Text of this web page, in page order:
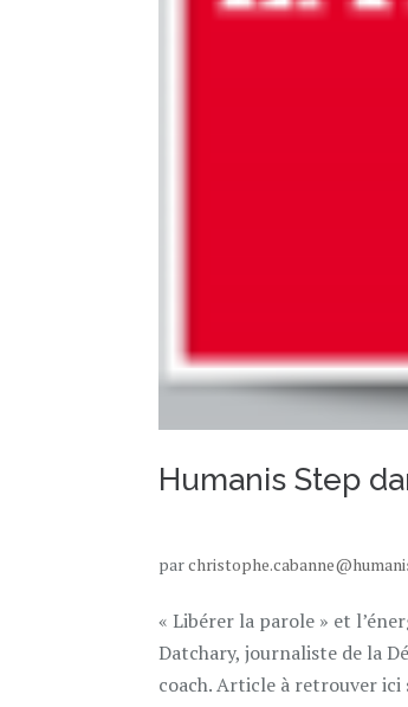
Humanis Step
par
« Libérer la parole » et
Datchary, journaliste de la
coach. Article à retrouver ici